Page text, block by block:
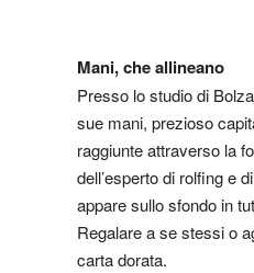
Mani, che allineano
Presso lo studio di
sue mani, prezioso
raggiunte attraverso la
dell’esperto di rolfing e
appare sullo sfondo in
Regalare a se stessi o
carta dorata.